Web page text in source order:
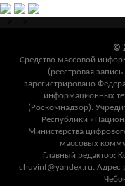
©
Средство массовой
(реестровая
зарегистрировано
информационных
(Роскомнадзор).
Республики
Министерства
массовых
Главный редактор:
chuvinf@yandex.ru. Адрес